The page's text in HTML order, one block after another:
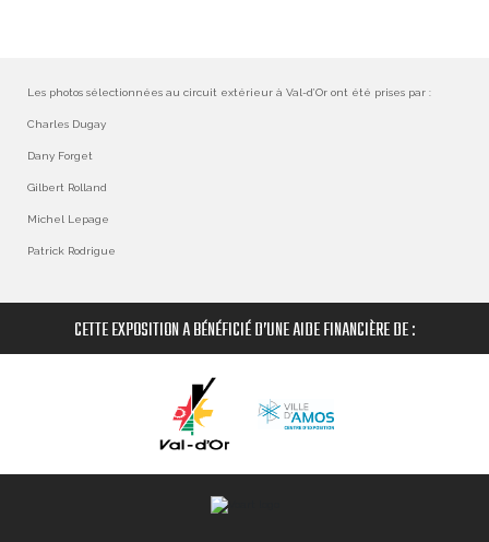
Les photos sélectionnées au circuit extérieur à Val-d’Or ont été prises par :
Charles Dugay
Dany Forget
Gilbert Rolland
Michel Lepage
Patrick Rodrigue
CETTE EXPOSITION A BÉNÉFICIÉ D’UNE AIDE FINANCIÈRE DE :